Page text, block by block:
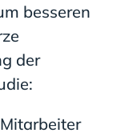
besseren
der